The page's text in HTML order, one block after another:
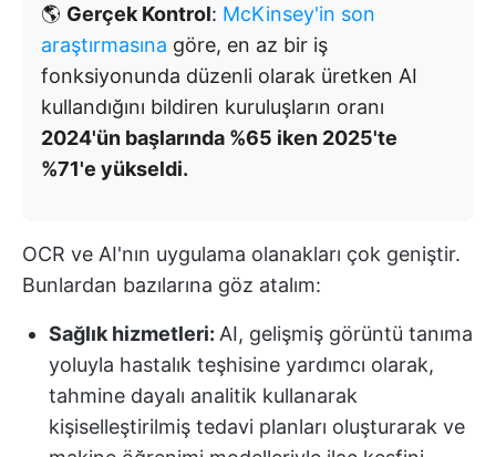
🌎 Gerçek Kontrol: McKinsey'in son
araştırmasına göre, en az bir iş
fonksiyonunda düzenli olarak üretken AI
kullandığını bildiren kuruluşların oranı
2024'ün başlarında %65 iken 2025'te
%71'e yükseldi.
OCR ve AI'nın uygulama olanakları çok geniştir.
Bunlardan bazılarına göz atalım:
Sağlık hizmetleri: AI, gelişmiş görüntü tanıma
yoluyla hastalık teşhisine yardımcı olarak,
tahmine dayalı analitik kullanarak
kişiselleştirilmiş tedavi planları oluşturarak ve